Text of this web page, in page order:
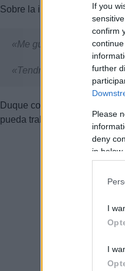
If you
confirm
further
Please
deny
in below
I
I
Sobre la inversión que se
«Me gustaría ver que se
«Tendré tiempo de ver
Duque considera que el
pueda trabajar siguiendo